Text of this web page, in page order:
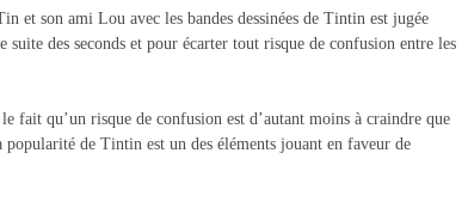
et son ami Lou avec les bandes dessinées de Tintin est jugée
des seconds et pour écarter tout risque de confusion entre les
fait qu’un risque de confusion est d’autant moins à craindre que
de Tintin est un des éléments jouant en faveur de